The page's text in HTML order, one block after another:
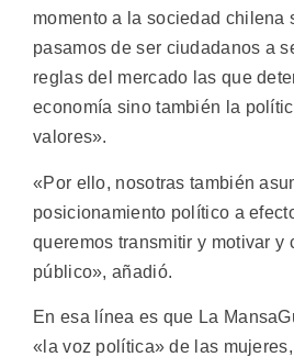
momento a la sociedad chilena
pasamos de ser ciudadanos a
reglas del mercado las que
economía sino también la
valores».
«Por ello, nosotras también
posicionamiento político a
queremos transmitir y motivar y
público», añadió.
En esa línea es que La
«la voz política» de las